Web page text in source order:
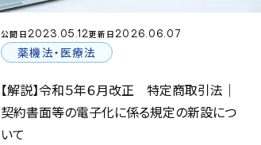
公開日2023.05.12更新日2026.06.07
薬機法・医療法
【解説】令和５年６月改正 特定商取引法｜
契約書面等の電子化に係る規定の新設につ
いて